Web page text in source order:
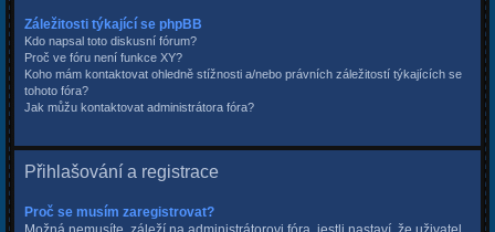
Záležitosti týkající se phpBB
Kdo napsal toto diskusní fórum?
Proč ve fóru není funkce XY?
Koho mám kontaktovat ohledně stížnosti a/nebo právních záležitostí týkajících se
tohoto fóra?
Jak můžu kontaktovat administrátora fóra?
Přihlašování a registrace
Proč se musím zaregistrovat?